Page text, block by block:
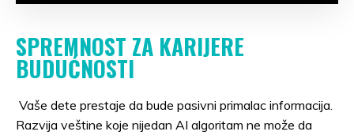
SPREMNOST ZA KARIJERE
BUDUĆNOSTI
Vaše dete prestaje da bude pasivni primalac informacija.
Razvija veštine koje nijedan AI algoritam ne može da